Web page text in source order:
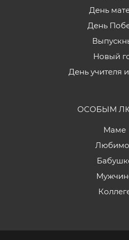
День
День
Новый
День учителя
ОСОБЫМ
Маме